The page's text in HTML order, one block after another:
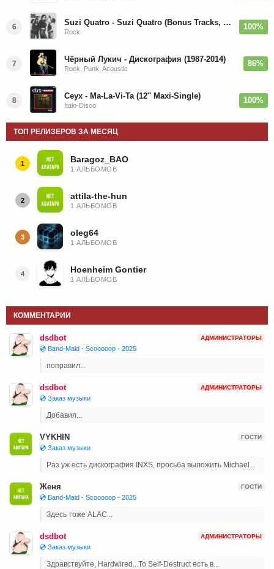
6 Suzi Quatro - Suzi Quatro (Bonus Tracks, Remaster) 1973/2022
Rock
100%
7 Чёрный Лукич - Дискография (1987-2014)
Rock, Punk, Acoustic
86%
8 Ceyx - Ma-La-Vi-Ta (12'' Maxi-Single)
Italo-Disco
100%
ТОП РЕЛИЗЕРОВ ЗА МЕСЯЦ
1 Baragoz_BAO
1 АЛЬБОМОВ
2 attila-the-hun
1 АЛЬБОМОВ
3 oleg64
1 АЛЬБОМОВ
4 Hoenheim Gontier
1 АЛЬБОМОВ
КОММЕНТАРИИ
dsdbot АДМИНИСТРАТОРЫ
💿 Band-Maid - Scooooop - 2025
поправил...
dsdbot АДМИНИСТРАТОРЫ
💿 Заказ музыки
Добавил...
VYKHIN ГОСТИ
💿 Заказ музыки
Раз уж есть дискография INXS, просьба выложить Michael...
Женя ГОСТИ
💿 Band-Maid - Scooooop - 2025
Здесь тоже ALAC...
dsdbot АДМИНИСТРАТОРЫ
💿 Заказ музыки
Здравствуйте, Hardwired...To Self-Destruct есть в...